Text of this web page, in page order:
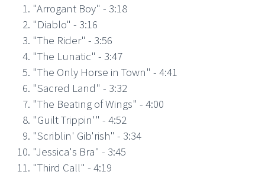
"Arrogant Boy" - 3:18
"Diablo" - 3:16
"The Rider" - 3:56
"The Lunatic" - 3:47
"The Only Horse in Town" - 4:41
"Sacred Land" - 3:32
"The Beating of Wings" - 4:00
"Guilt Trippin'" - 4:52
"Scriblin' Gib'rish" - 3:34
"Jessica's Bra" - 3:45
"Third Call" - 4:19